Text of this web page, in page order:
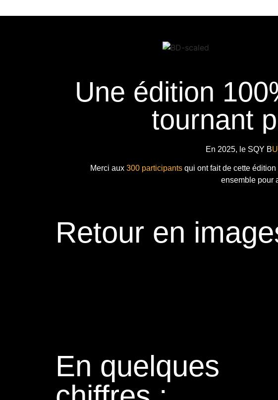
Une édition
tournant
En 2025, le SQY BU
Merci aux 300 participantsqui ont fait de cette édition
ensemble pour
Retour en
En quelques